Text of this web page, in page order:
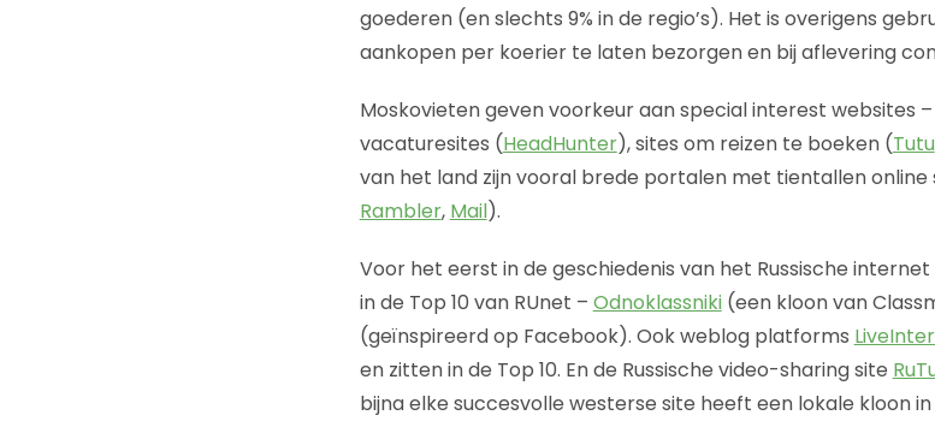
goederen (en slechts 9% in de regio’s). Het is overigens
aankopen per koerier te laten bezorgen en bij aflevering
Moskovieten geven voorkeur aan special interest websites
vacaturesites (HeadHunter), sites om reizen te boeken (Tutu
van het land zijn vooral brede portalen met tientallen online
Rambler, Mail).
Voor het eerst in de geschiedenis van het Russische
in de Top 10 van RUnet – Odnoklassniki(een kloon van
(geïnspireerd op Facebook). Ook weblog platforms
en zitten in de Top 10. En de Russische video-sharing site
bijna elke succesvolle westerse site heeft een lokale kloon in